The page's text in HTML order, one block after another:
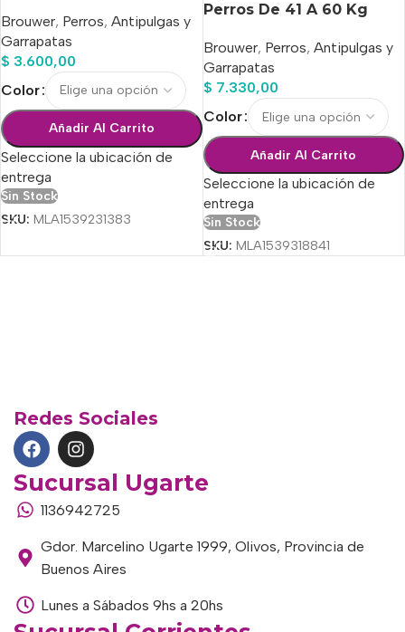
Brouwer, Perros, Antipulgas y
Garrapatas
$ 3.600,00
Color
Añadir Al Carrito
Seleccione la ubicación de
entrega
Sin Stock
SKU: MLA1539231383
Perros De 41 A 60 Kg
Brouwer, Perros, Antipulgas y
Garrapatas
$ 7.330,00
Color
Añadir Al Carrito
Seleccione la ubicación de
entrega
Sin Stock
SKU: MLA1539318841
Redes Sociales
Sucursal Ugarte
1136942725
Gdor. Marcelino Ugarte 1999, Olivos, Provincia de
Buenos Aires
Lunes a Sábados 9hs a 20hs